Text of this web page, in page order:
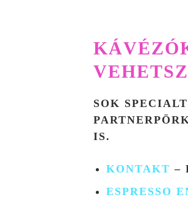
VEHETSZ
SOK
IS.
KONTAKT –
ESPRESSO